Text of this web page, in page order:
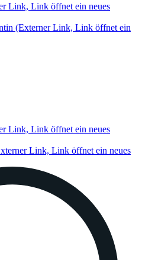
Link, Link öffnet ein neues
(Externer Link, Link öffnet ein
Link, Link öffnet ein neues
Link, Link öffnet ein neues